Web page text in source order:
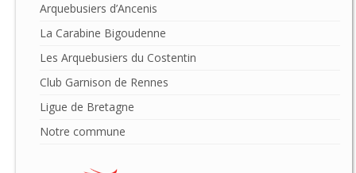
Arquebusiers d’Ancenis
La Carabine Bigoudenne
Les Arquebusiers du Costentin
Club Garnison de Rennes
Ligue de Bretagne
Notre commune